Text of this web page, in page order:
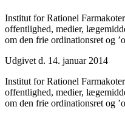
Institut for Rationel
offentlighed, medier,
om den frie ordinationsret og
Udgivet d. 14. januar 2014
Institut for Rationel
offentlighed, medier,
om den frie ordinationsret og